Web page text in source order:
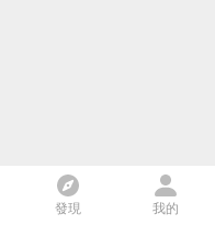
發現 我的